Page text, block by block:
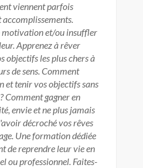
viennent parfois
motivation et/ou insuffler
Apprenez à rêver
objectifs les plus chers à
de sens. Comment
et tenir vos objectifs sans
Comment gagner en
envie et ne plus jamais
décroché vos rêves
Une formation dédiée
de reprendre leur vie en
ou professionnel. Faites-